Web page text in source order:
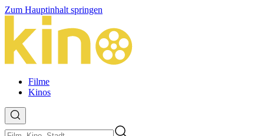
Zum Hauptinhalt springen
Filme
Kinos